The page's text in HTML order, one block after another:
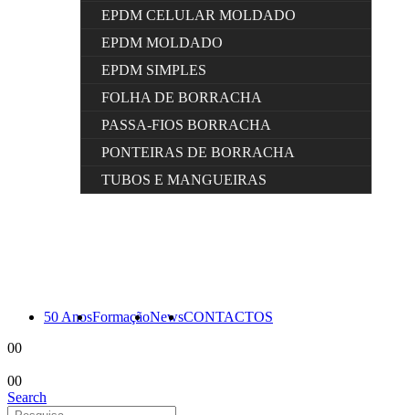
EPDM CELULAR MOLDADO
EPDM MOLDADO
EPDM SIMPLES
FOLHA DE BORRACHA
PASSA-FIOS BORRACHA
PONTEIRAS DE BORRACHA
TUBOS E MANGUEIRAS
50 AnosFormaçãoNewsCONTACTOS
00
00
Search